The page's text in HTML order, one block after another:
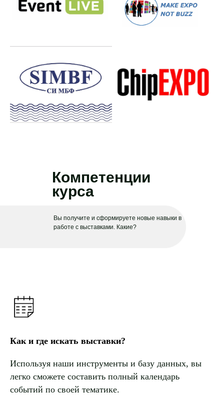
Компетенции
курса
Вы получите и сформируете новые навыки в
работе с выставками. Какие?
Как и где искать выставки?
Используя наши инструменты и базу данных, вы
легко сможете составить полный календарь
событий по своей тематике.